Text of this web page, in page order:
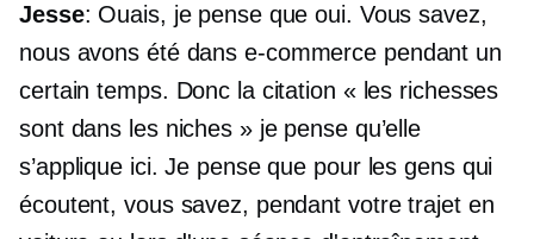
Jesse: Ouais, je pense que oui. Vous savez,
nous avons été dans e-commerce pendant un
certain temps. Donc la citation « les richesses
sont dans les niches » je pense qu’elle
s’applique ici. Je pense que pour les gens qui
écoutent, vous savez, pendant votre trajet en